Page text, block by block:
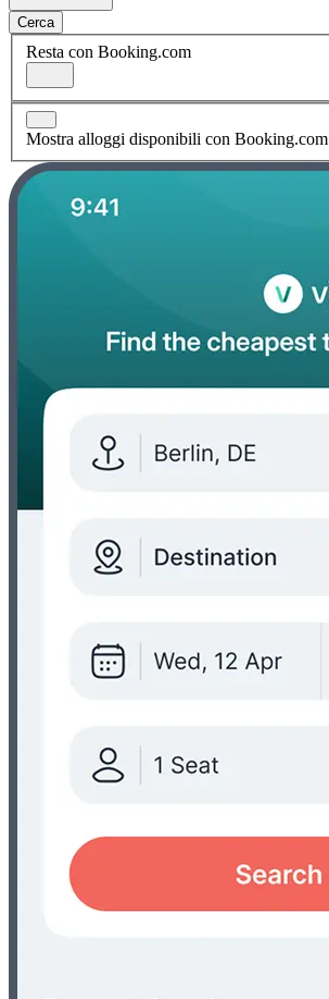
Cerca
Resta con Booking.com
Mostra alloggi disponibili con Booking.com